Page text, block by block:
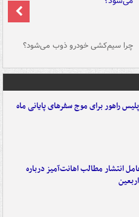
چرا سیم‌کشی خودرو ذوب می‌شود؟
راهور برای موج سفرهای پایانی ماه
انتشار مطالب اهانت‌آمیز درباره